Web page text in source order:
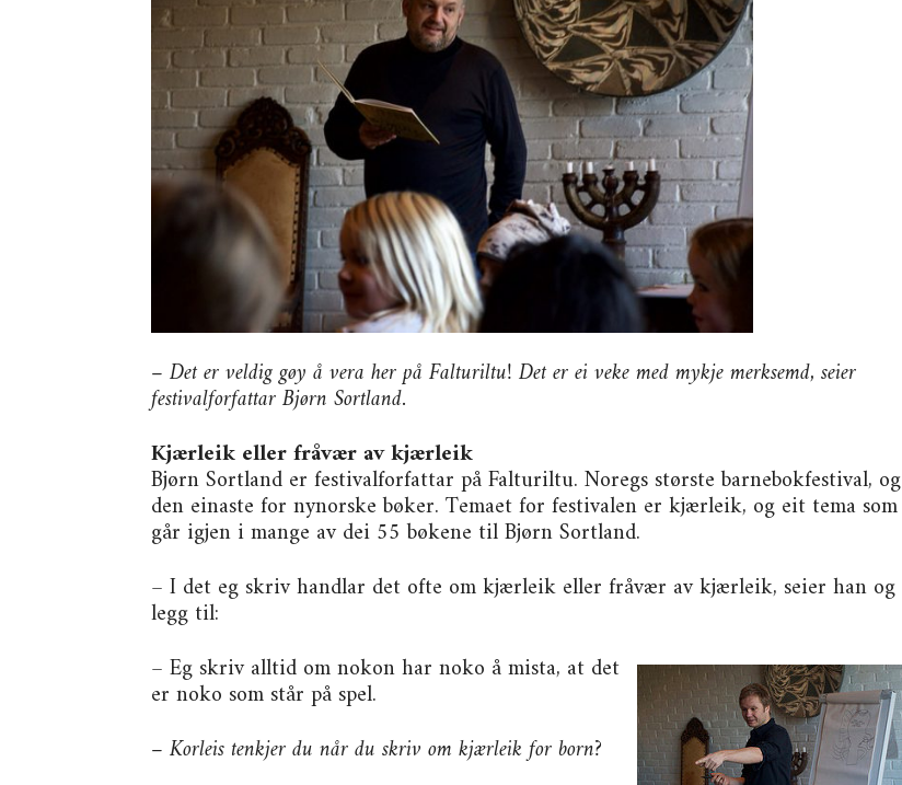
– Det er veldig gøy å vera her på Falturiltu! Det er ei veke med mykje merksemd, seier
festivalforfattar Bjørn Sortland.
Kjærleik eller fråvær av kjærleik
Bjørn Sortland er festivalforfattar på Falturiltu. Noregs største barnebokfestival, og
den einaste for nynorske bøker. Temaet for festivalen er kjærleik, og eit tema som
går igjen i mange av dei 55 bøkene til Bjørn Sortland.
– I det eg skriv handlar det ofte om kjærleik eller fråvær av kjærleik, seier han og
legg til:
– Eg skriv alltid om nokon har noko å mista, at det
er noko som står på spel.
– Korleis tenkjer du når du skriv om kjærleik for born?